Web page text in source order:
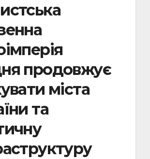
продовжує
міста
та